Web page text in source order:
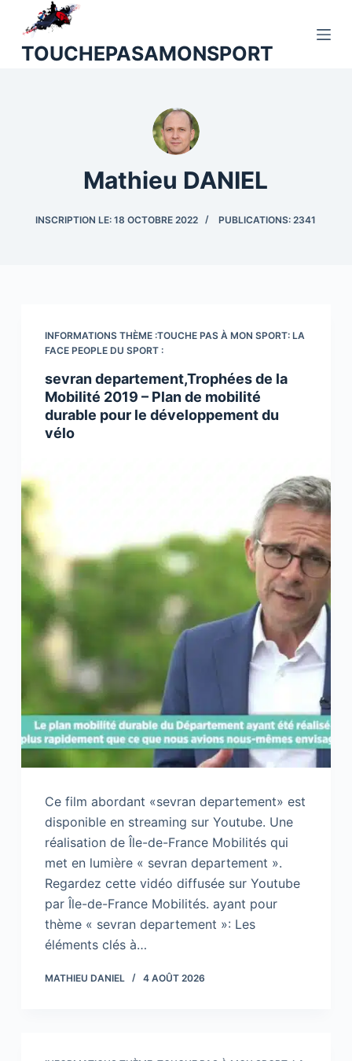
TOUCHEPASAMONSPORT
Mathieu DANIEL
INSCRIPTION LE: 18 OCTOBRE 2022 PUBLICATIONS: 2341
INFORMATIONS THÈME :TOUCHE PAS À MON SPORT: LA
FACE PEOPLE DU SPORT :
sevran departement,Trophées de la
Mobilité 2019 – Plan de mobilité
durable pour le développement du
vélo
Ce film abordant «sevran departement» est
disponible en streaming sur Youtube. Une
réalisation de Île-de-France Mobilités qui
met en lumière « sevran departement ».
Regardez cette vidéo diffusée sur Youtube
par Île-de-France Mobilités. ayant pour
thème « sevran departement »: Les
éléments clés à…
MATHIEU DANIEL 4 AOÛT 2026